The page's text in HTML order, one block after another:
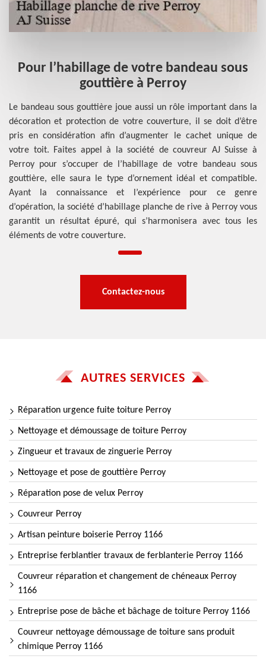
Pour l’habillage de votre bandeau sous
gouttière à Perroy
Le bandeau sous gouttière joue aussi un rôle important dans la
décoration et protection de votre couverture, il se doit d’être
pris en considération afin d’augmenter le cachet unique de
votre toit. Faites appel à la société de couvreur AJ Suisse à
Perroy pour s’occuper de l’habillage de votre bandeau sous
gouttière, elle saura le type d’ornement idéal et compatible.
Ayant la connaissance et l’expérience pour ce genre
d’opération, la société d’habillage planche de rive à Perroy vous
garantit un résultat épuré, qui s’harmonisera avec tous les
éléments de votre couverture.
Contactez-nous
AUTRES SERVICES
Réparation urgence fuite toiture Perroy
Nettoyage et démoussage de toiture Perroy
Zingueur et travaux de zinguerie Perroy
Nettoyage et pose de gouttière Perroy
Réparation pose de velux Perroy
Couvreur Perroy
Artisan peinture boiserie Perroy 1166
Entreprise ferblantier travaux de ferblanterie Perroy 1166
Couvreur réparation et changement de chéneaux Perroy
1166
Entreprise pose de bâche et bâchage de toiture Perroy 1166
Couvreur nettoyage démoussage de toiture sans produit
chimique Perroy 1166